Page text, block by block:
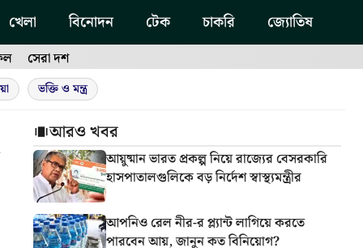
খেলা বিনোদন টেক চাকরি জ্যোতিষ
সেরা দশ
ভক্তি ও মন্ত্র
আরও খবর
আয়ুষ্মান ভারত প্রকল্প নিয়ে রাজ্যের বেসরকারি
হাসপাতালগুলিকে বড় নির্দেশ স্বাস্থ্যমন্ত্রীর
আপনিও রেল নীর-র প্ল্যান্ট লাগিয়ে করতে
পারবেন আয়, জানুন কত বিনিয়োগ?